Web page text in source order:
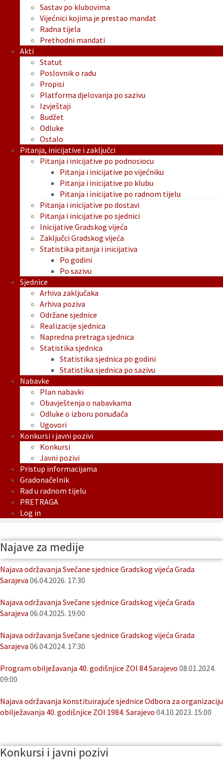
Sastav po klubovima
Vijećnici kojima je prestao mandat
Radna tijela
Prethodni mandati
Akti
Statut
Poslovnik o radu
Propisi
Platforma djelovanja po sazivu
Izvještaji
Budžet
Odluke
Ostalo
Pitanja, inicijative i zaključci
Pitanja i inicijative po podnosiocu
Pitanja i inicijative po vijećniku
Pitanja i inicijative po klubu
Pitanja i inicijative po radnom tijelu
Pitanja i inicijative po dostavi
Pitanja i inicijative po sjednici
Inicijative Gradskog vijeća
Zaključci Gradskog vijeća
Statistika pitanja i inicijativa
Po godini
Po sazivu
Sjednice
Arhiva zaključaka
Arhiva poziva
Održane sjednice
Realizacije sjednica
Napredna pretraga sjednica
Statistika sjednica
Statistika sjednica po godini
Statistika sjednica po sazivu
Nabavke
Plan nabavki
Obavještenja o nabavkama
Odluke o izboru ponuđača
Ugovori
Konkursi i javni pozivi
Konkursi
Javni pozivi
Pristup informacijama
Gradonačelnik
Rad u radnom tijelu
PRETRAGA
Log in
Najave za medije
Najava održavanja Svečane sjednice Gradskog vijeća Grada
Sarajeva 06.04.2026. 17:30
Najava održavanja Svečane sjednice Gradskog vijeća Grada
Sarajeva 06.04.2025. 19:00
Najava održavanja Svečane sjednice Gradskog vijeća Grada
Sarajeva 06.04.2024. 17:30
Program obilježavanja 40. godišnjice ZOI 84 Sarajevo 08.01.2024.
09:00
Najava održavanja konstituirajuće sjednice Odbora za organizaciju
obilježavanja 40. godišnjice ZOI 1984. Sarajevo 04.10.2023. 15:00
Konkursi i javni pozivi